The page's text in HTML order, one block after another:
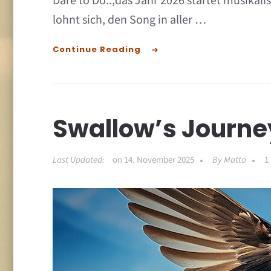
lohnt sich, den Song in aller …
Continue Reading
Swallow’s
Last Updated: on 14. November 2025 ByMatto